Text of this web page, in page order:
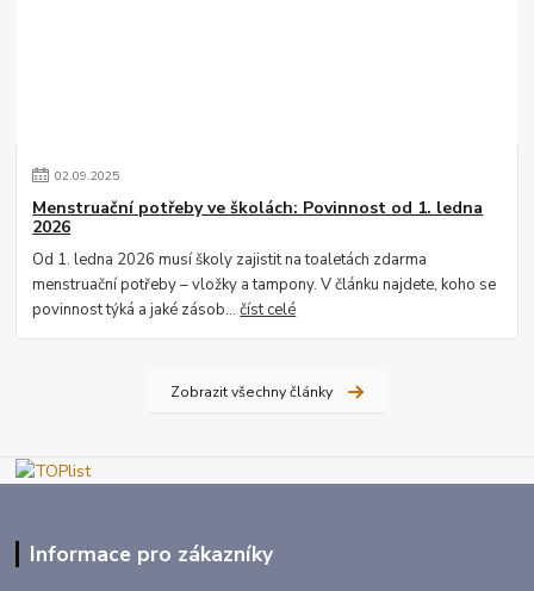
02.09.2025
Menstruační potřeby ve školách: Povinnost od 1. ledna
2026
Od 1. ledna 2026 musí školy zajistit na toaletách zdarma
menstruační potřeby – vložky a tampony. V článku najdete, koho se
povinnost týká a jaké zásob...číst celé
Zobrazit všechny články
Informace pro zákazníky